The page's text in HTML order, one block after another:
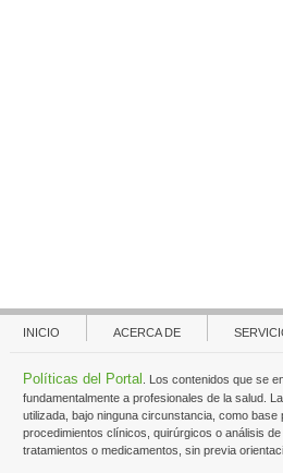
INICIO ACERCA DE
Políticas del Portal
. Los contenidos que se
fundamentalmente a profesionales de la salud.
utilizada, bajo ninguna circunstancia, como base
procedimientos clínicos, quirúrgicos o análisis
tratamientos o medicamentos, sin previa